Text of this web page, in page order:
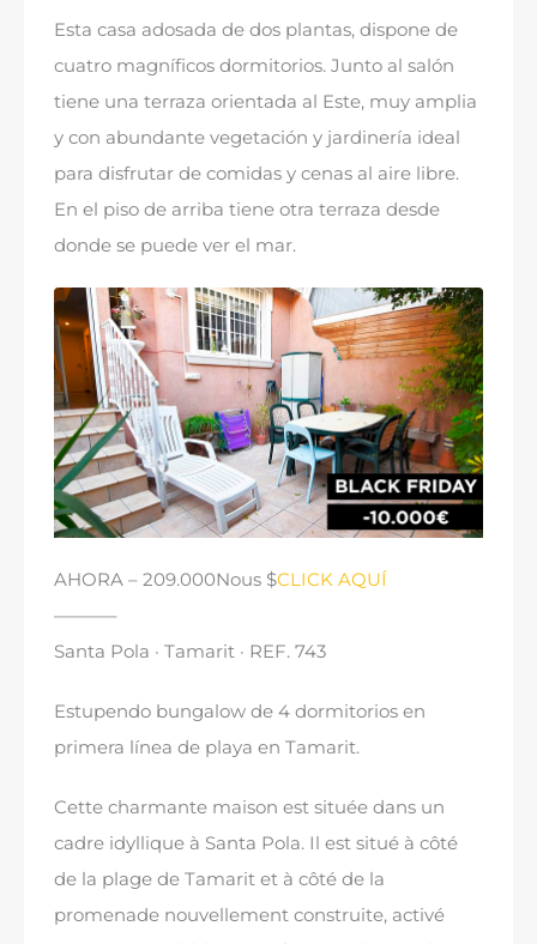
Esta casa adosada de dos plantas, dispone de
cuatro magníficos dormitorios. Junto al salón
tiene una terraza orientada al Este, muy amplia
y con abundante vegetación y jardinería ideal
para disfrutar de comidas y cenas al aire libre.
En el piso de arriba tiene otra terraza desde
donde se puede ver el mar.
AHORA – 209.000Nous $CLICK AQUÍ
———–
Santa Pola · Tamarit · REF. 743
Estupendo bungalow de 4 dormitorios en
primera línea de playa en Tamarit.
Cette charmante maison est située dans un
cadre idyllique à Santa Pola. Il est situé à côté
de la plage de Tamarit et à côté de la
promenade nouvellement construite, activé